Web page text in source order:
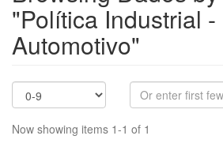
"Política Industrial -
Automotivo"
Now showing items 1-1 of 1